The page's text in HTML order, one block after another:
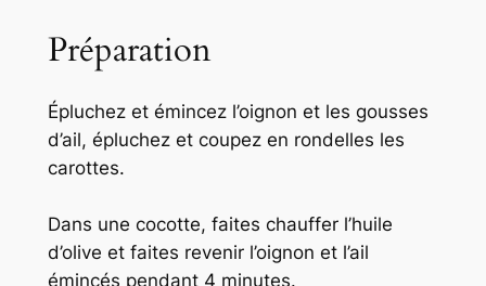
Préparation
Épluchez et émincez l’oignon et les gousses
d’ail, épluchez et coupez en rondelles les
carottes.
Dans une cocotte, faites chauffer l’huile
d’olive et faites revenir l’oignon et l’ail
émincés pendant 4 minutes.